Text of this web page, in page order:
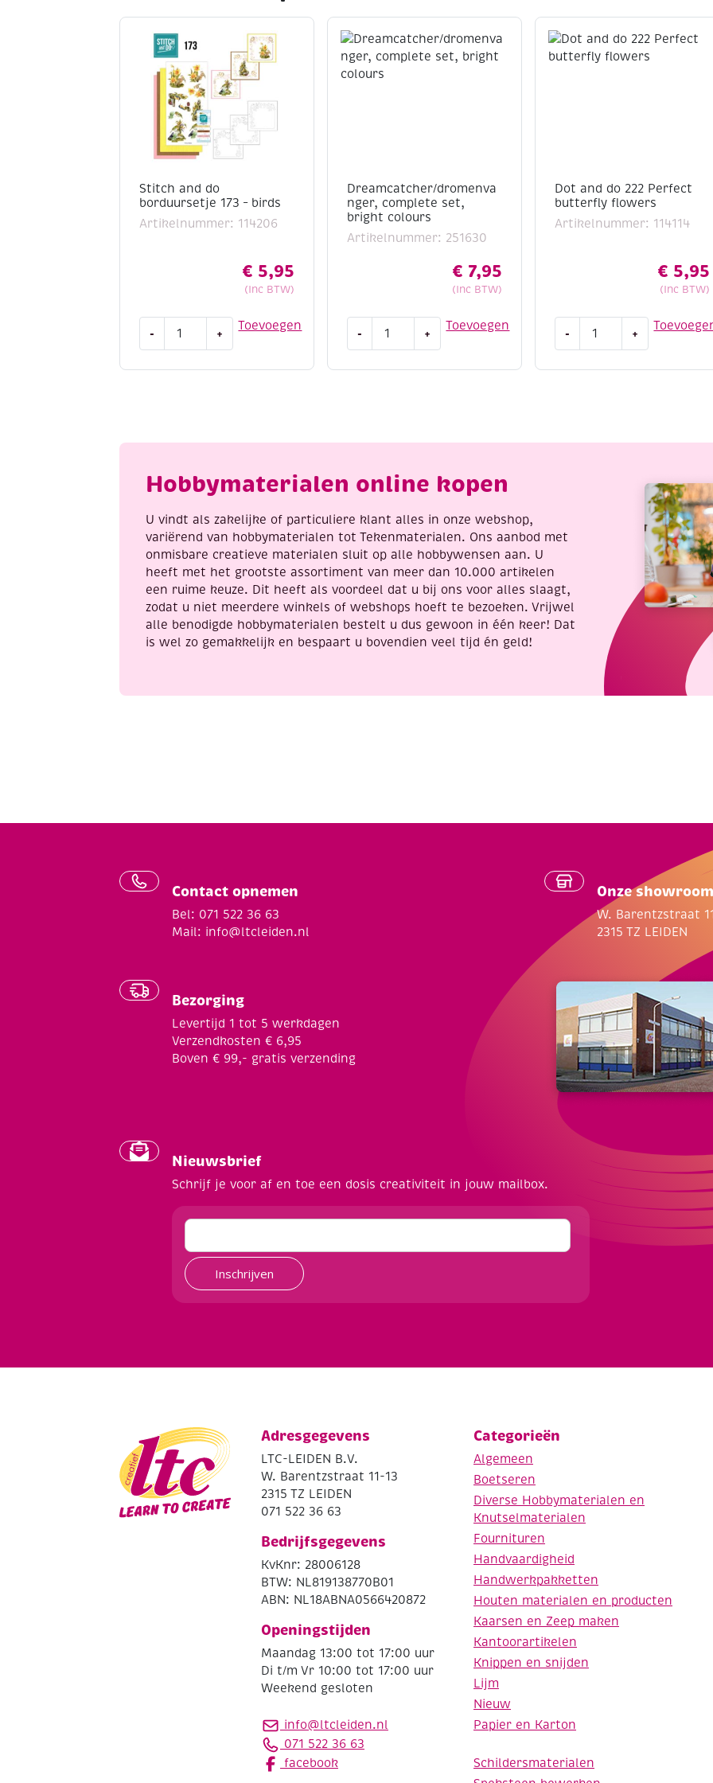
Stitch and do
borduursetje 173 – birds
Artikelnummer: 114206
€ 5,95
(Inc BTW)
Toevoegen
-
aantal
+
Dreamcatcher/dromenva
nger, complete set,
bright colours
Artikelnummer: 251630
€ 7,95
(Inc BTW)
Toevoegen
-
Dreamcatcher/dromenvanger,
complete
+
Dot and do 222 Perfect
butterfly flowers
Artikelnummer: 114114
€ 5,95
(Inc BTW)
-
aantal
+
Hobbymaterialen online kopen
U vindt als zakelijke of particuliere klant alles in onze webshop,
variërend van hobbymaterialen tot Tekenmaterialen. Ons aanbod met
onmisbare creatieve materialen sluit op alle hobbywensen aan. U
heeft met het grootste assortiment van meer dan 10.000 artikelen
een ruime keuze. Dit heeft als voordeel dat u bij ons voor alles slaagt,
zodat u niet meerdere winkels of webshops hoeft te bezoeken. Vrijwel
alle benodigde hobbymaterialen bestelt u dus gewoon in één keer! Dat
is wel zo gemakkelijk en bespaart u bovendien veel tijd én geld!
Contact opnemen
Bel: 071 522 36 63
Mail: info@ltcleiden.nl
Bezorging
Levertijd 1 tot 5 werkdagen
Verzendkosten € 6,95
Boven € 99,- gratis verzending
Onze showroom
W. Barentzstraat
2315 TZ LEIDEN
Nieuwsbrief
Schrijf je voor af en toe een dosis creativiteit in jouw mailbox.
Inschrijven
Adresgegevens
LTC-LEIDEN B.V.
W. Barentzstraat 11-13
2315 TZ LEIDEN
071 522 36 63
Bedrijfsgegevens
KvKnr: 28006128
BTW: NL819138770B01
ABN: NL18ABNA0566420872
Openingstijden
Maandag 13:00 tot 17:00 uur
Di t/m Vr 10:00 tot 17:00 uur
Weekend gesloten
info@ltcleiden.nl
071 522 36 63
facebook
Categorieën
Algemeen
Boetseren
Diverse Hobbymaterialen en
Knutselmaterialen
Fournituren
Handvaardigheid
Handwerkpakketten
Houten materialen en producten
Kaarsen en Zeep maken
Kantoorartikelen
Knippen en snijden
Lijm
Nieuw
Papier en Karton
Schildersmaterialen